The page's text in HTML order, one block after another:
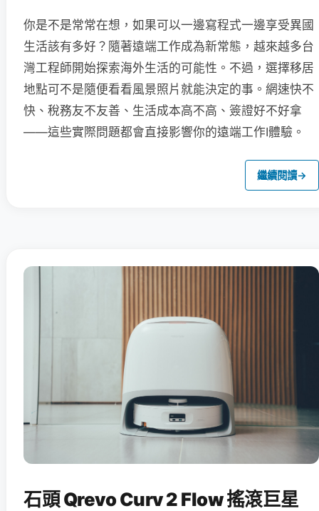
你是不是常常在想，如果可以一邊寫程式一邊享受異國
生活該有多好？隨著遠端工作成為新常態，越來越多台
灣工程師開始探索海外生活的可能性。不過，選擇移居
地點可不是隨便看看風景照片就能決定的事。網速快不
快、稅務友不友善、生活成本高不高、簽證好不好拿
——這些實際問題都會直接影響你的遠端工作I體驗。
繼續閱讀→
石頭 Qrevo Curv 2 Flow 搖滾巨星